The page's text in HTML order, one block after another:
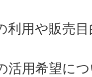
利用や販売
活用希望に